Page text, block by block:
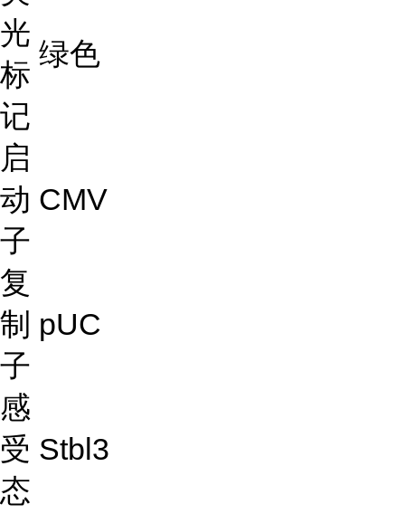
光
标
记
绿色
启
动
子
CMV
复
制
子
pUC
感
受
态
Stbl3